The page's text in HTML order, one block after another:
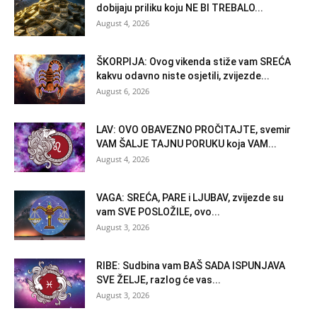
dobijaju priliku koju NE BI TREBALO...
August 4, 2026
ŠKORPIJA: Ovog vikenda stiže vam SREĆA
kakvu odavno niste osjetili, zvijezde...
August 6, 2026
LAV: OVO OBAVEZNO PROČITAJTE, svemir
VAM ŠALJE TAJNU PORUKU koja VAM...
August 4, 2026
VAGA: SREĆA, PARE i LJUBAV, zvijezde su
vam SVE POSLOŽILE, ovo...
August 3, 2026
RIBE: Sudbina vam BAŠ SADA ISPUNJAVA
SVE ŽELJE, razlog će vas...
August 3, 2026